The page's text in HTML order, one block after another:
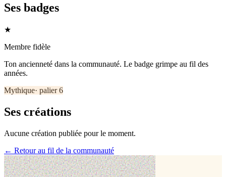
Ses badges
★
Membre fidèle
Ton ancienneté dans la communauté. Le badge grimpe au fil des
années.
Mythique· palier6
Ses créations
Aucune création publiée pour le moment.
← Retour au fil de la communauté